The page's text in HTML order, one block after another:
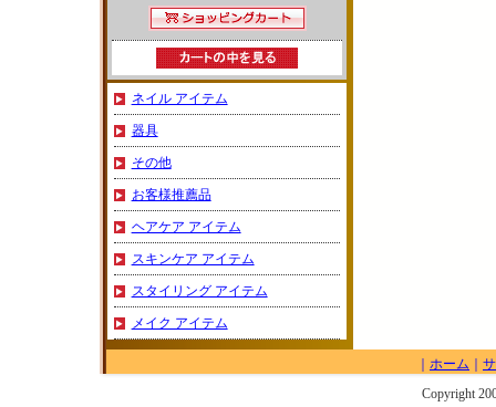
ネイル アイテム
器具
その他
お客様推薦品
ヘアケア アイテム
スキンケア アイテム
スタイリング アイテム
メイク アイテム
ホーム
Copyright